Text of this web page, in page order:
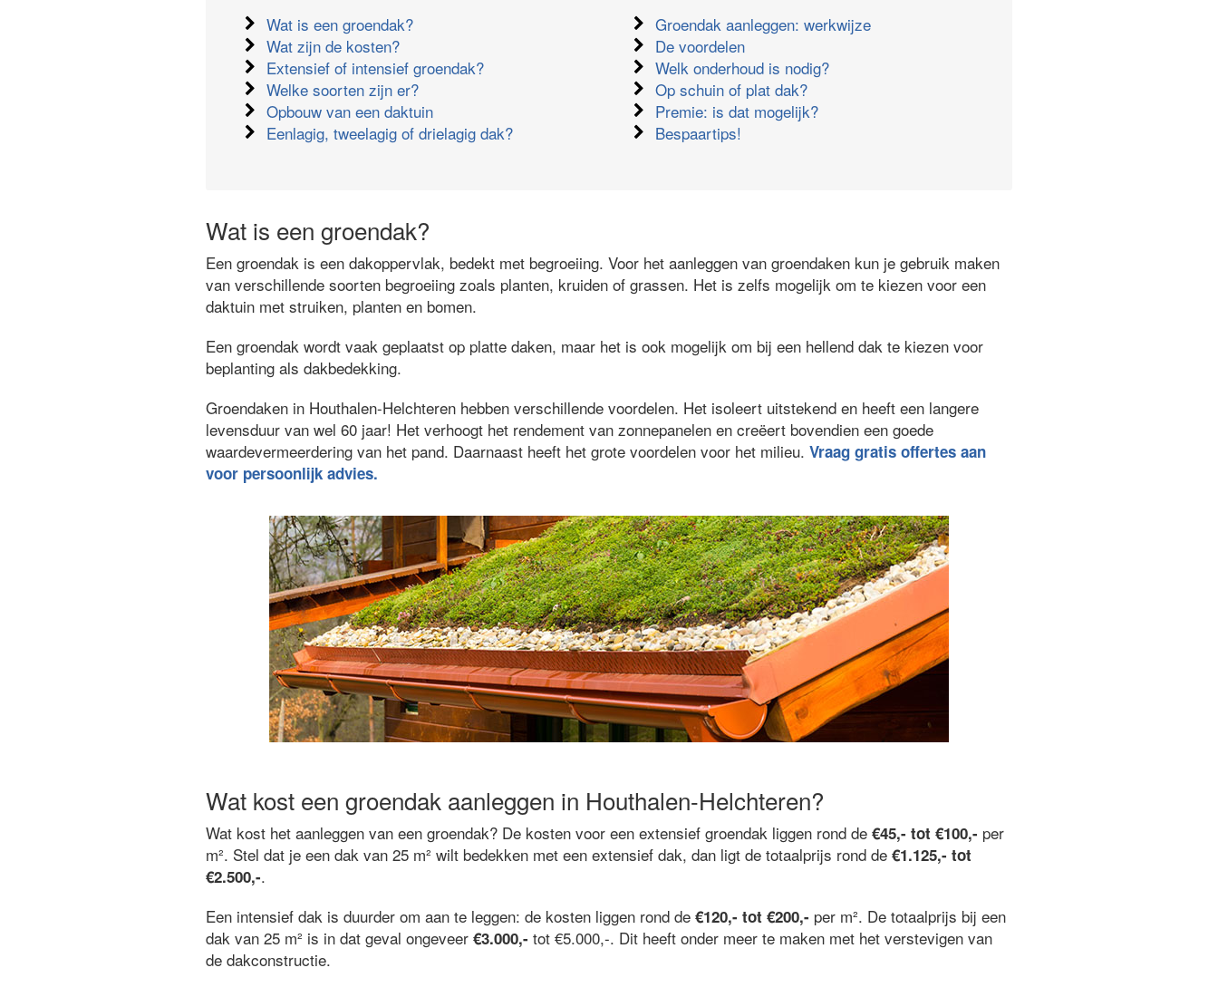
Wat is een groendak?
Wat zijn de kosten?
Extensief of intensief groendak?
Welke soorten zijn er?
Opbouw van een daktuin
Eenlagig, tweelagig of drielagig dak?
Groendak aanleggen: werkwijze
De voordelen
Welk onderhoud is nodig?
Op schuin of plat dak?
Premie: is dat mogelijk?
Bespaartips!
Wat is een groendak?
Een groendak is een dakoppervlak, bedekt met begroeiing. Voor het aanleggen van groendaken kun je gebruik maken
van verschillende soorten begroeiing zoals planten, kruiden of grassen. Het is zelfs mogelijk om te kiezen voor een
daktuin met struiken, planten en bomen.
Een groendak wordt vaak geplaatst op platte daken, maar het is ook mogelijk om bij een hellend dak te kiezen voor
beplanting als dakbedekking.
Groendaken in Houthalen-Helchteren hebben verschillende voordelen. Het isoleert uitstekend en heeft een langere
levensduur van wel 60 jaar! Het verhoogt het rendement van zonnepanelen en creëert bovendien een goede
waardevermeerdering van het pand. Daarnaast heeft het grote voordelen voor het milieu. Vraag gratis offertes aan
voor persoonlijk advies.
Wat kost een groendak aanleggen in Houthalen-Helchteren?
Wat kost het aanleggen van een groendak? De kosten voor een extensief groendak liggen rond de €45,- tot €100,- per
m². Stel dat je een dak van 25 m² wilt bedekken met een extensief dak, dan ligt de totaalprijs rond de €1.125,- tot
€2.500,-.
Een intensief dak is duurder om aan te leggen: de kosten liggen rond de €120,- tot €200,- per m². De totaalprijs bij een
dak van 25 m² is in dat geval ongeveer €3.000,- tot €5.000,-. Dit heeft onder meer te maken met het verstevigen van
de dakconstructie.